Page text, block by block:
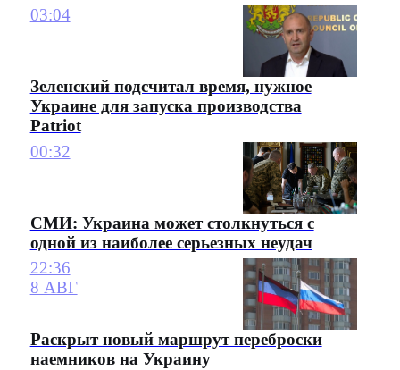
03:04
Зеленский подсчитал время, нужное
Украине для запуска производства
Patriot
00:32
СМИ: Украина может столкнуться с
одной из наиболее серьезных неудач
22:36
8 АВГ
Раскрыт новый маршрут переброски
наемников на Украину